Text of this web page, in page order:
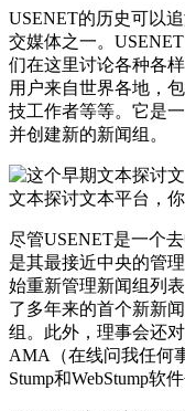
USENET的历史可以
交媒体之一。
们在这里讨论各种各
用户来自世界各地，
技工作者等等。它是
并创建新的新闻组。
尽管USENET是一个
是其最接近中央的管
始重新管理新闻组列
了多年来的首个新新
组。此外，理事会还
AMA（在线问我任何
Stump和WebStump软件